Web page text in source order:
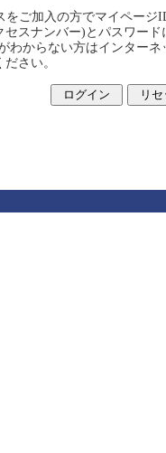
をご加入の方でマイページ
スナンバー)とパスワード
わからない方はインター
さい。